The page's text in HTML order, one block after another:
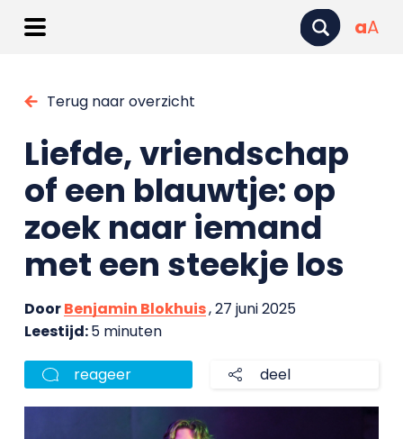
aA
Terug naar overzicht
Liefde, vriendschap
of een blauwtje: op
zoek naar iemand
met een steekje los
DoorBenjamin Blokhuis, 27 juni 2025
Leestijd:5 minuten
reageer deel